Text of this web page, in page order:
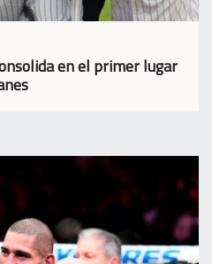
en el primer lugar